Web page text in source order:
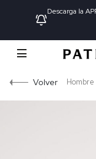
Descarga la
Volver Hombre